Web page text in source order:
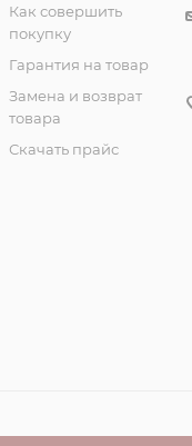
Как совершить
покупку
Гарантия на товар
Замена и возврат
товара
Скачать прайс